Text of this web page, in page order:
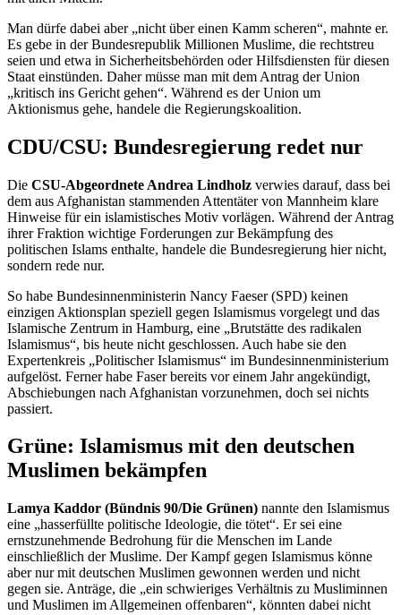
Man dürfe dabei aber „nicht über einen Kamm scheren“, mahnte er.
Es gebe in der Bundesrepublik Millionen Muslime, die rechtstreu
seien und etwa in Sicherheitsbehörden oder Hilfsdiensten für diesen
Staat einstünden. Daher müsse man mit dem Antrag der Union
„kritisch ins Gericht gehen“. Während es der Union um
Aktionismus gehe, handele die Regierungskoalition.
CDU/CSU: Bundesregierung redet nur
Die CSU-Abgeordnete Andrea Lindholz verwies darauf, dass bei
dem aus Afghanistan stammenden Attentäter von Mannheim klare
Hinweise für ein islamistisches Motiv vorlägen. Während der Antrag
ihrer Fraktion wichtige Forderungen zur Bekämpfung des
politischen Islams enthalte, handele die Bundesregierung hier nicht,
sondern rede nur.
So habe Bundesinnenministerin Nancy Faeser (SPD) keinen
einzigen Aktionsplan speziell gegen Islamismus vorgelegt und das
Islamische Zentrum in Hamburg, eine „Brutstätte des radikalen
Islamismus“, bis heute nicht geschlossen. Auch habe sie den
Expertenkreis „Politischer Islamismus“ im Bundesinnenministerium
aufgelöst. Ferner habe Faser bereits vor einem Jahr angekündigt,
Abschiebungen nach Afghanistan vorzunehmen, doch sei nichts
passiert.
Grüne: Islamismus mit den deutschen
Muslimen bekämpfen
Lamya Kaddor (Bündnis 90/Die Grünen) nannte den Islamismus
eine „hasserfüllte politische Ideologie, die tötet“. Er sei eine
ernstzunehmende Bedrohung für die Menschen im Lande
einschließlich der Muslime. Der Kampf gegen Islamismus könne
aber nur mit deutschen Muslimen gewonnen werden und nicht
gegen sie. Anträge, die „ein schwieriges Verhältnis zu Musliminnen
und Muslimen im Allgemeinen offenbaren“, könnten dabei nicht